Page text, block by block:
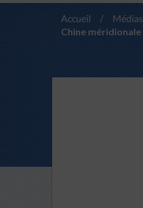
Accueil / Médias
Chine méridionale